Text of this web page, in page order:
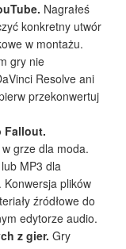
Nagrałeś
konkretny utwór
w montażu.
gry nie
Resolve ani
przekonwertuj
Fallout.
grze dla moda.
MP3 dla
plików
źródłowe do
edytorze audio.
z gier. Gry